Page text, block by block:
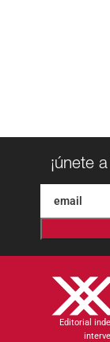
¡únete
Editorial